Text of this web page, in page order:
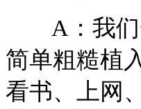
A：我们
简单粗糙植
看书、上网